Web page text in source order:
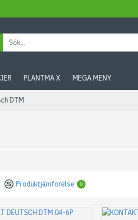
PLANTMA X MEGA MENY
DTM
Produktjämförelse 0